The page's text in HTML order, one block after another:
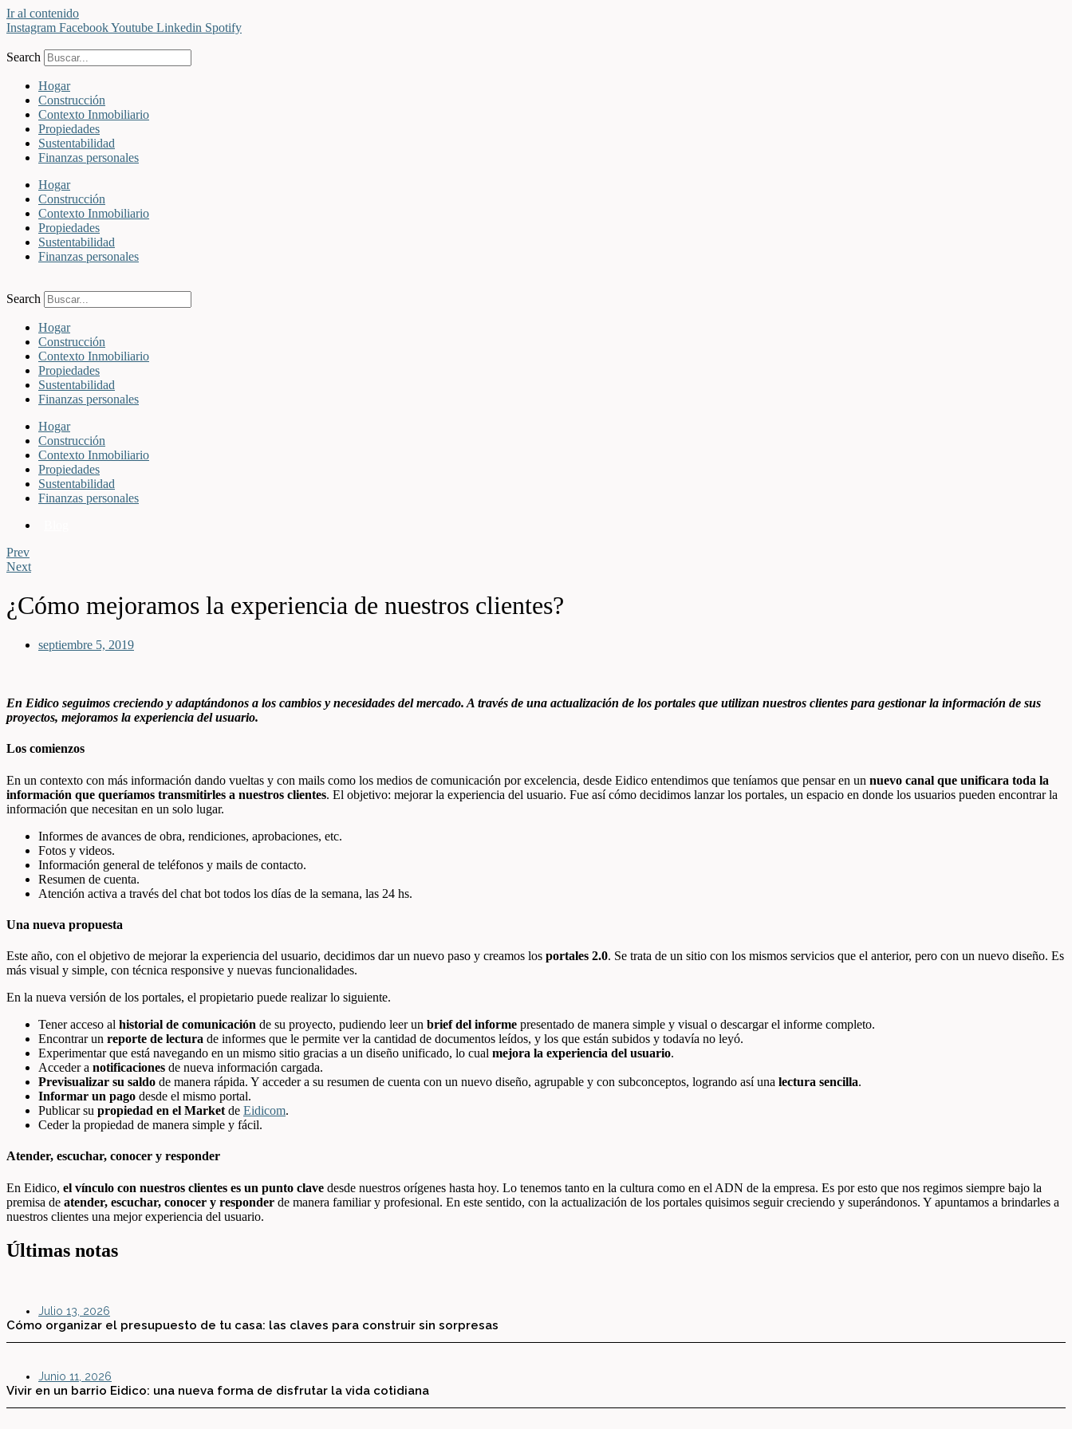
Ir al contenido
Instagram FacebookYoutube Linkedin Spotify
Search
Hogar
Construcción
Contexto Inmobiliario
Propiedades
Sustentabilidad
Finanzas personales
Hogar
Construcción
Contexto Inmobiliario
Propiedades
Sustentabilidad
Finanzas personales
Search
Hogar
Construcción
Contexto Inmobiliario
Propiedades
Sustentabilidad
Finanzas personales
Hogar
Construcción
Contexto Inmobiliario
Propiedades
Sustentabilidad
Finanzas personales
Prev
Next
¿Cómo mejoramos la experiencia de nuestros clientes?
septiembre 5, 2019
En Eidico seguimos creciendo y adaptándonos a los cambios y necesidades del mercado. A través de una actualización de los portales que utilizan nuestros clientes para gestionar la información de sus
proyectos, mejoramos la experiencia del usuario.
Los comienzos
En un contexto con más información dando vueltas y con mails como los medios de comunicación por excelencia, desde Eidico entendimos que teníamos que pensar en un nuevo canal que unificara toda la
información que queríamos transmitirles a nuestros clientes. El objetivo: mejorar la experiencia del usuario. Fue así cómo decidimos lanzar los portales, un espacio en donde los usuarios pueden encontrar la
información que necesitan en un solo lugar.
Informes de avances de obra, rendiciones, aprobaciones, etc.
Fotos y videos.
Información general de teléfonos y mails de contacto.
Resumen de cuenta.
Atención activa a través del chat bot todos los días de la semana, las 24 hs.
Una nueva propuesta
Este año, con el objetivo de mejorar la experiencia del usuario, decidimos dar un nuevo paso y creamos los portales 2.0. Se trata de un sitio con los mismos servicios que el anterior, pero con un nuevo diseño. Es
más visual y simple, con técnica responsive y nuevas funcionalidades.
En la nueva versión de los portales, el propietario puede realizar lo siguiente.
Tener acceso al historial de comunicación de su proyecto, pudiendo leer un brief del informe presentado de manera simple y visual o descargar el informe completo.
Encontrar un reporte de lectura de informes que le permite ver la cantidad de documentos leídos, y los que están subidos y todavía no leyó.
Experimentar que está navegando en un mismo sitio gracias a un diseño unificado, lo cual mejora la experiencia del usuario.
Acceder a notificaciones de nueva información cargada.
Previsualizar su saldo de manera rápida. Y acceder a su resumen de cuenta con un nuevo diseño, agrupable y con subconceptos, logrando así una lectura sencilla.
Informar un pago desde el mismo portal.
Publicar su propiedad en el Market de Eidicom.
Ceder la propiedad de manera simple y fácil.
Atender, escuchar, conocer y responder
En Eidico, el vínculo con nuestros clientes es un punto clave desde nuestros orígenes hasta hoy. Lo tenemos tanto en la cultura como en el ADN de la empresa. Es por esto que nos regimos siempre bajo la
premisa de atender, escuchar, conocer y responder de manera familiar y profesional. En este sentido, con la actualización de los portales quisimos seguir creciendo y superándonos. Y apuntamos a brindarles a
nuestros clientes una mejor experiencia del usuario.
Últimas notas
Julio 13, 2026
Cómo organizar el presupuesto de tu casa: las claves para construir sin sorpresas
Junio 11, 2026
Vivir en un barrio Eidico: una nueva forma de disfrutar la vida cotidiana